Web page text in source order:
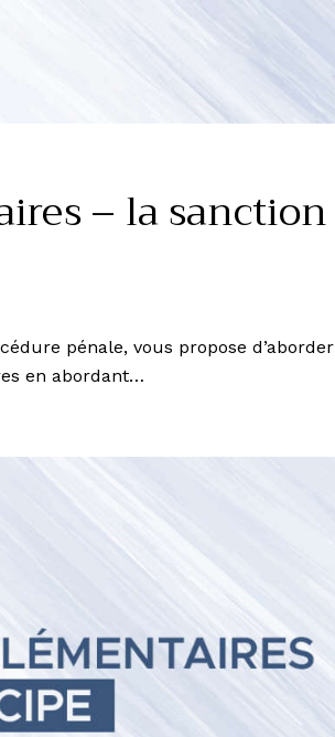
– la sanction
pénale, vous propose d’aborder
en abordant…